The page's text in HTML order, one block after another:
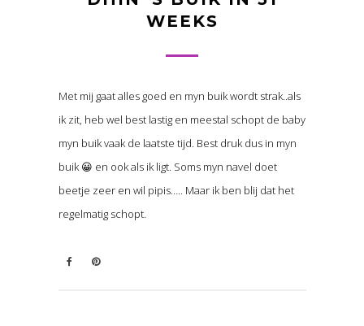
WEEKS
Met mij gaat alles goed en myn buik wordt strak..als
ik zit, heb wel best lastig en meestal schopt de baby
myn buik vaak de laatste tijd. Best druk dus in myn
buik 😀 en ook als ik ligt. Soms myn navel doet
beetje zeer en wil pipis….. Maar ik ben blij dat het
regelmatig schopt.